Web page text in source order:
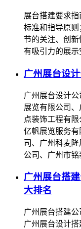
展台搭建要求
标准和指导原
节的关注、创
有吸引力的展示
广州展台设计
广州展台设计公
展览有限公司
点装饰工程有
亿帆展览服务
司、广州科麦
公司、广州市铭
广州展台搭
大排名
广州展台搭建公
广州展台设计